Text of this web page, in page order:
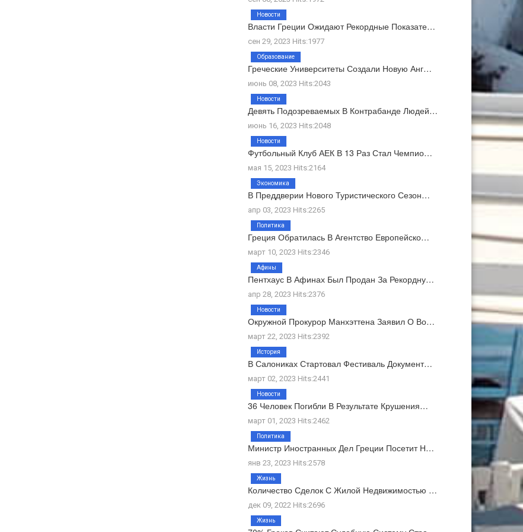
Власти Греции Ожидают Рекордные Показате…
сен 29, 2023 Hits:1977
Новости
Греческие Университеты Создали Новую Анг…
июнь 08, 2023 Hits:2043
Образование
Девять Подозреваемых В Контрабанде Людей…
июнь 16, 2023 Hits:2048
Новости
Футбольный Клуб АЕК В 13 Раз Стал Чемпио…
мая 15, 2023 Hits:2164
Новости
В Преддверии Нового Туристического Сезон…
апр 03, 2023 Hits:2265
Экономика
Греция Обратилась В Агентство Европейско…
март 10, 2023 Hits:2346
Политика
Пентхаус В Афинах Был Продан За Рекордну…
апр 28, 2023 Hits:2376
Афины
Окружной Прокурор Манхэттена Заявил О Во…
март 22, 2023 Hits:2392
Новости
В Салониках Стартовал Фестиваль Документ…
март 02, 2023 Hits:2441
История
36 Человек Погибли В Результате Крушения…
март 01, 2023 Hits:2462
Новости
Министр Иностранных Дел Греции Посетит Н…
янв 23, 2023 Hits:2578
Политика
Количество Сделок С Жилой Недвижимостью …
дек 09, 2022 Hits:2696
Жизнь
Жизнь